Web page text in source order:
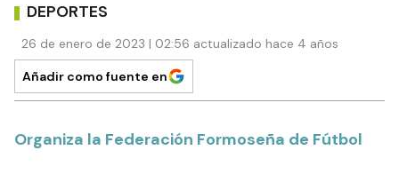
DEPORTES
26 de enero de 2023 | 02:56 actualizado hace 4 años
Añadir como fuente en
Organiza la Federación Formoseña de Fútbol